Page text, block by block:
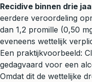
Recidive binnen drie
eerdere veroordeling
dan 1,2 promille (0,50
eveneens wettelijk
Een praktijkvoorbeeld:
gedagvaard voor een
Omdat dit de wettelijke